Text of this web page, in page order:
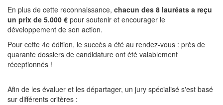
En plus de cette reconnaissance, chacun des 8 lauréats a reçu
un prix de 5.000 € pour soutenir et encourager le
développement de son action.
Pour cette 4e édition, le succès a été au rendez-vous : près de
quarante dossiers de candidature ont été valablement
réceptionnés !
Afin de les évaluer et les départager, un jury spécialisé s'est basé
sur différents critères :